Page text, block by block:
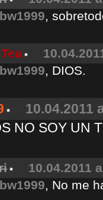
,
, DIOS.
10.04.2011
NO SOY UN
10.04.2011
, No me